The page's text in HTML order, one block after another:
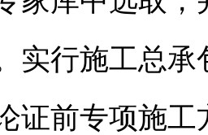
实行施工总
证前专项施